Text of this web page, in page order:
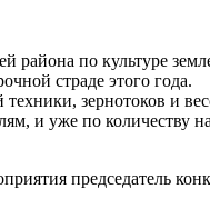
района по культуре
страде этого года.
зернотоков и
и уже по количеству
председатель